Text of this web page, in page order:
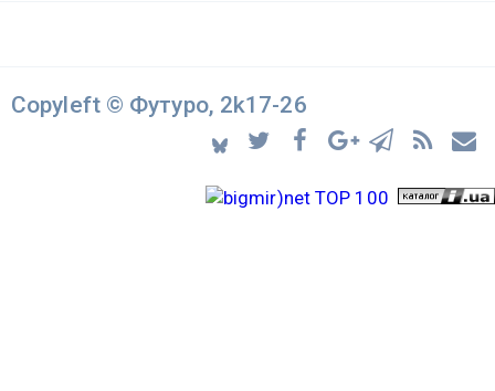
Copyleft © Футуро, 2k17-26